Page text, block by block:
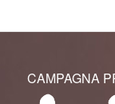
CAMPAGNA